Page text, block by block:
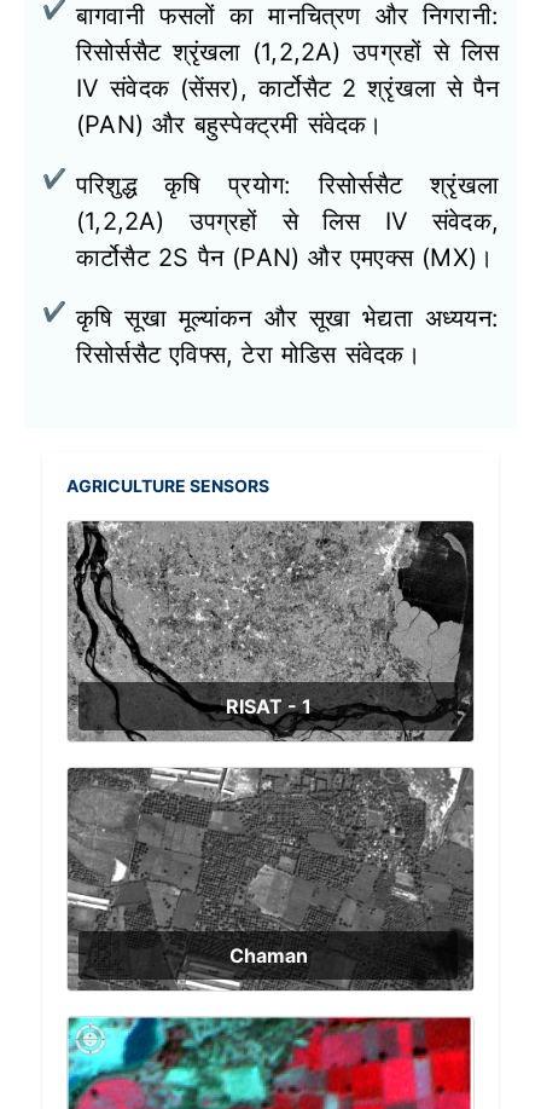
बागवानी फसलों का मानचित्रण और निगरानी:
रिसोर्ससैट श्रृंखला (1,2,2A) उपग्रहों से लिस
IV संवेदक (सेंसर), कार्टोसैट 2 श्रृंखला से पैन
(PAN) और बहुस्पेक्ट्रमी संवेदक।
परिशुद्ध कृषि प्रयोग: रिसोर्ससैट श्रृंखला
(1,2,2A) उपग्रहों से लिस IV संवेदक,
कार्टोसैट 2S पैन (PAN) और एमएक्स (MX)।
कृषि सूखा मूल्यांकन और सूखा भेद्यता अध्ययन:
रिसोर्ससैट एविफ्स, टेरा मोडिस संवेदक।
AGRICULTURE SENSORS
RISAT - 1
Chaman